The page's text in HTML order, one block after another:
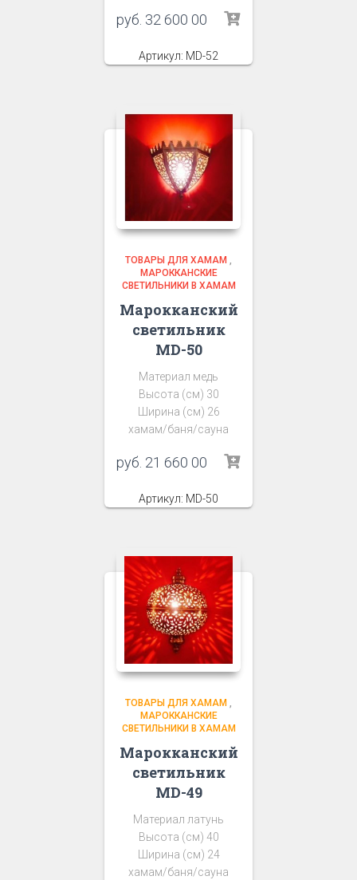
руб. 32 600 00
Артикул: MD-52
ТОВАРЫ ДЛЯ ХАМАМ ,
МАРОККАНСКИЕ
СВЕТИЛЬНИКИ В ХАМАМ
Марокканский
светильник
MD-50
Материал медь
Высота (см) 30
Ширина (см) 26
хамам/баня/сауна
руб. 21 660 00
Артикул: MD-50
ТОВАРЫ ДЛЯ ХАМАМ ,
МАРОККАНСКИЕ
СВЕТИЛЬНИКИ В ХАМАМ
Марокканский
светильник
MD-49
Материал латунь
Высота (см) 40
Ширина (см) 24
хамам/баня/сауна